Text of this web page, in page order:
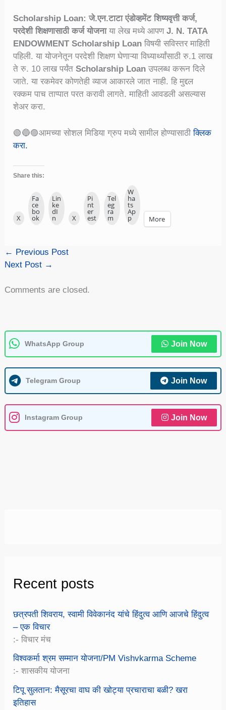
Scholarship Loan: जे.एन.टाटा एंडोव्हमेंट शिष्यवृत्ती कर्ज,
परदेशी शिक्षणासाठी कर्ज योजनाया लेख मध्ये आपणJ. N. TATA
ENDOWMENT Scholarship Loan विषयी सविस्तर माहिती
पहिली. या योजनेतून परदेशी शिक्षण घेणाऱ्या विध्यार्थ्यांसाठी रु.1 लाख
ते रु. 10 लाख पर्यंतScholarship Loanउपलब्ध करून दिले
जाते. या रकमेवर कोणतेही व्याज आकारले जात नाही. हि मुद्दल
रक्कम पाच ताप्पात परत करावी लागते. माहिती आवडली असल्यास
शेअर करा.
🟢🔵🟣आमच्या सोशल मिडिया ग्रुप मध्ये सामील होण्यासाठीक्लिक
करा.
Share this:
X
Fa
ce
bo
ok
Lin
ke
dI
n X
Pi
nt
er
est
Tel
eg
ra
m
W
ha
ts
Ap
p More
← Previous Post
Next Post →
Comments are closed.
WhatsApp Group Join Now
Telegram Group Join Now
Instagram Group Join Now
Recent posts
छत्रपती शिवराय, स्वामी विवेकानंद यांचे हिंदुत्व आणि आजचे हिंदुत्व
– एक विचार
:- विचार मंच
विश्वकर्मा श्रम सम्मान योजना/PM Vishvkarma Scheme
:- शासकीय योजना
टिपू सुलतान: मैसूरचा वाघ की खोट्या प्रचाराचा बळी? खरा
इतिहास